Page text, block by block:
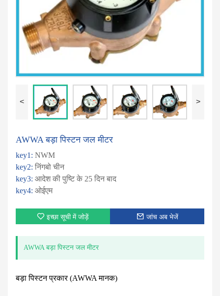
< >
AWWA बड़ा पिस्टन जल मीटर
key1: NWM
key2: निंगबो चीन
key3: आदेश की पुष्टि के 25 दिन बाद
key4: ओईएम
इच्छा सूची में जोड़ें जांच अब भेजें
AWWA बड़ा पिस्टन जल मीटर
बड़ा पिस्टन प्रकार (AWWA मानक)